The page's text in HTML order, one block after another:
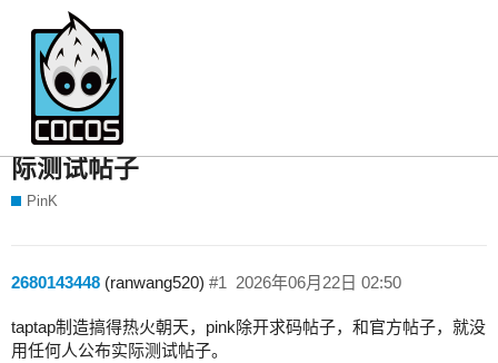
taptap制造搞得热火朝天，pink除开求码
帖子，和官方帖子，就没用任何人公布实
际测试帖子
PinK
2680143448 (ranwang520) 2026年06月22日 02:50
#1
taptap制造搞得热火朝天，pink除开求码帖子，和官方帖子，就没
用任何人公布实际测试帖子。